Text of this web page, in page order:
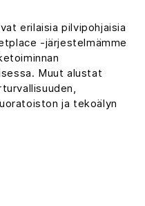
erilaisia pilvipohjaisia
-järjestelmämme
Muut alustat
ja tekoälyn